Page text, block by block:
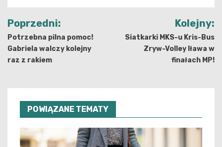
Nawigacja
wpisu
Poprzedni:
Potrzebna pilna pomoc!
Gabriela walczy kolejny
raz z rakiem
Kolejny:
Siatkarki MKS-u Kris-Bus
Zryw-Volley Iława w
finałach MP!
POWIĄZANE TEMATY